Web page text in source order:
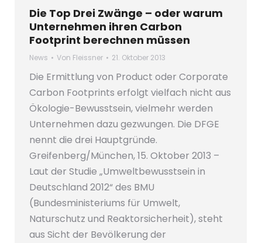
Die Top Drei Zwänge – oder warum
Unternehmen ihren Carbon
Footprint berechnen müssen
News Von Fleissner 21. Oktober 2013
Die Ermittlung von Product oder Corporate
Carbon Footprints erfolgt vielfach nicht aus
Ökologie-Bewusstsein, vielmehr werden
Unternehmen dazu gezwungen. Die DFGE
nennt die drei Hauptgründe.
Greifenberg/München, 15. Oktober 2013 –
Laut der Studie „Umweltbewusstsein in
Deutschland 2012“ des BMU
(Bundesministeriums für Umwelt,
Naturschutz und Reaktorsicherheit), steht
aus Sicht der Bevölkerung der